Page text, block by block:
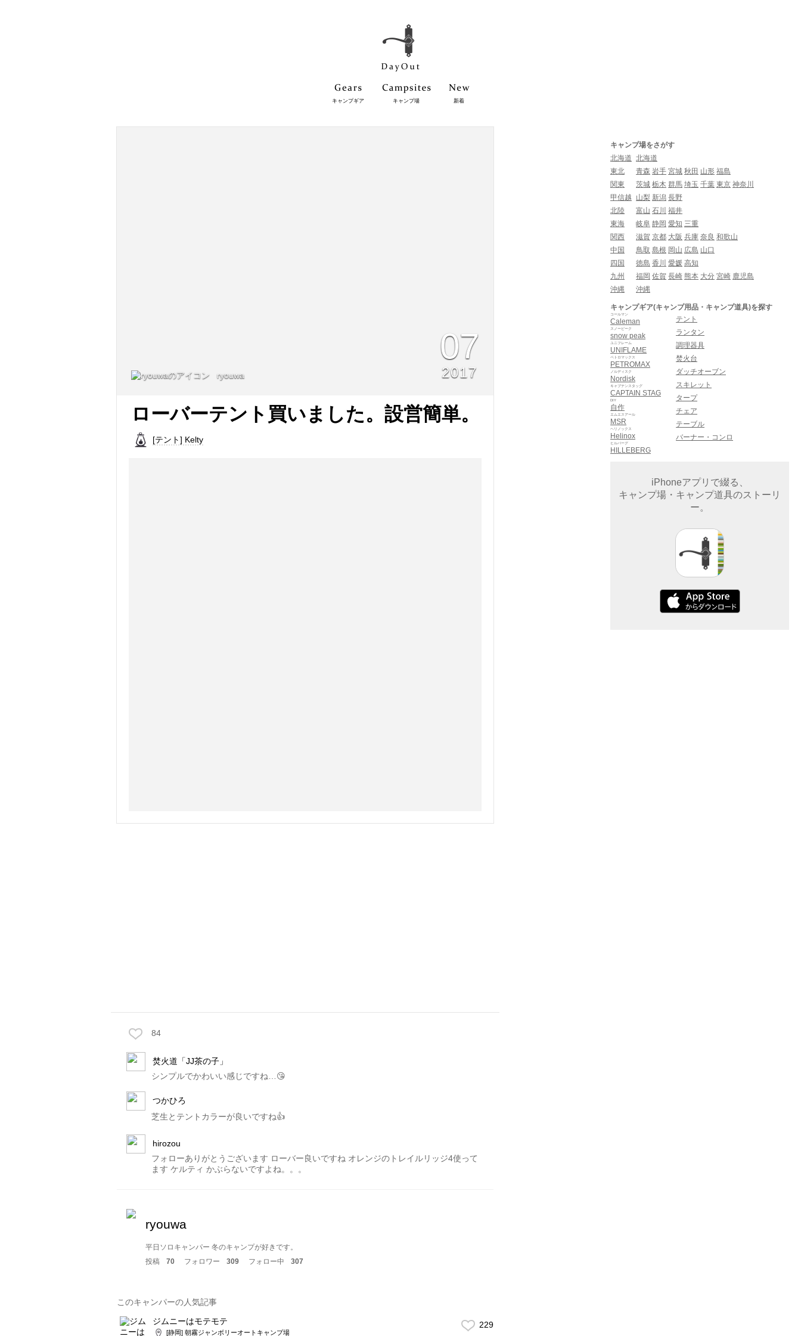
キャンプギア キャンプ場 新着
ryouwa
07
2017
ローバーテント買いました。設営簡単。
[テント] Kelty
84
焚火道「JJ茶の子」
シンプルでかわいい感じですね…😘
つかひろ
芝生とテントカラーが良いですね👍
hirozou
フォローありがとうございます ローバー良いですね オレンジのトレイルリッジ4使って
ます ケルティ かぶらないですよね。。。
ryouwa
平日ソロキャンパー 冬のキャンプが好きです。
投稿
70 フォロワー 309 フォロー中 307
このキャンパーの人気記事
ジムニーはモテモテ
[静岡] 朝霧ジャンボリーオートキャンプ場
229
キャンプ場をさがす
北海道 北海道
東北
青森 岩手 宮城 秋田 山形 福島
関東
茨城 栃木 群馬 埼玉 千葉 東京 神奈川
甲信越
山梨 新潟 長野
北陸
富山 石川 福井
東海
岐阜 静岡 愛知 三重
関西
滋賀 京都 大阪 兵庫 奈良 和歌山
中国
鳥取 島根 岡山 広島 山口
四国
徳島 香川 愛媛 高知
九州
福岡 佐賀 長崎 熊本 大分 宮崎 鹿児島
沖縄
沖縄
キャンプギア(キャンプ用品・キャンプ道具)を探す
Caleman
コールマン
snow peak
スノーピーク
UNIFLAME
ユニフレーム
PETROMAX
ペトロマックス
Nordisk
ノルディスク
CAPTAIN STAG
キャプテンスタッグ
自作
DIY
MSR
エムエスアール
Helinox
ヘリノックス
HILLEBERG
ヒルバーグ
テント
ランタン
調理器具
焚火台
ダッチオーブン
スキレット
タープ
チェア
テーブル
バーナー・コンロ
iPhoneアプリで綴る、
キャンプ場・キャンプ道具のストーリ
ー。